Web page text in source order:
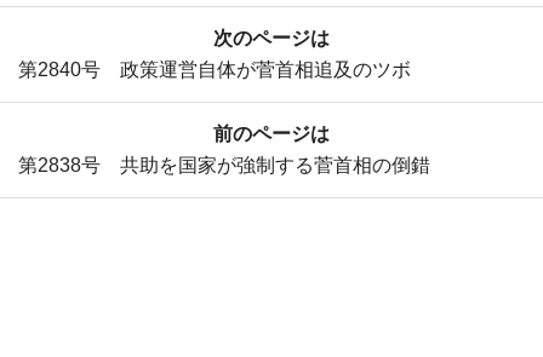
前のページは
第2838号 共助を国家が強制する菅首相の倒錯
次のページは
第2840号 政策運営自体が菅首相追及のツボ